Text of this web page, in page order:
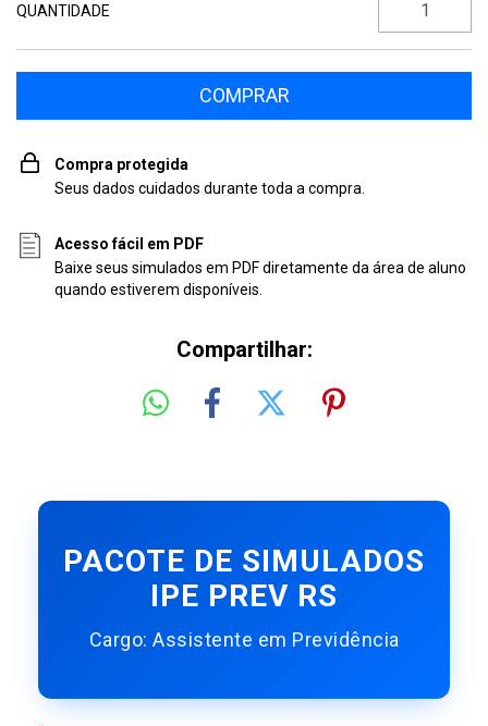
QUANTIDADE
Compra protegida
Seus dados cuidados durante toda a compra.
Acesso fácil em PDF
Baixe seus simulados em PDF diretamente da área de aluno
quando estiverem disponíveis.
Compartilhar:
PACOTE DE SIMULADOS
IPE PREV RS
Cargo: Assistente em Previdência